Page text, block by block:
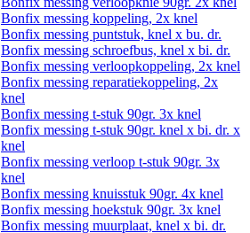
Bonfix messing koppeling, 2x knel
Bonfix messing puntstuk, knel x bu. dr.
Bonfix messing schroefbus, knel x bi. dr.
Bonfix messing verloopkoppeling, 2x knel
Bonfix messing reparatiekoppeling, 2x
knel
Bonfix messing t-stuk 90gr. 3x knel
Bonfix messing t-stuk 90gr. knel x bi. dr. x
knel
Bonfix messing verloop t-stuk 90gr. 3x
knel
Bonfix messing knuisstuk 90gr. 4x knel
Bonfix messing hoekstuk 90gr. 3x knel
Bonfix messing muurplaat, knel x bi. dr.